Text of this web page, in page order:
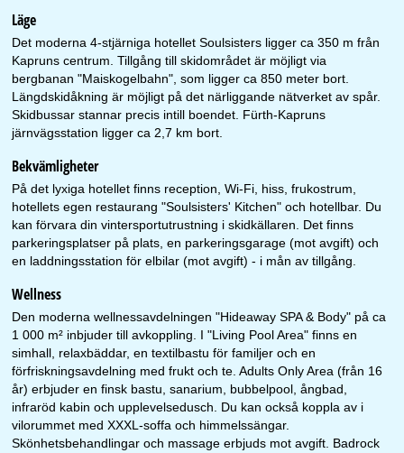
Läge
Det moderna 4-stjärniga hotellet Soulsisters ligger ca 350 m från
Kapruns centrum. Tillgång till skidområdet är möjligt via
bergbanan "Maiskogelbahn", som ligger ca 850 meter bort.
Längdskidåkning är möjligt på det närliggande nätverket av spår.
Skidbussar stannar precis intill boendet. Fürth-Kapruns
järnvägsstation ligger ca 2,7 km bort.
Bekvämligheter
På det lyxiga hotellet finns reception, Wi-Fi, hiss, frukostrum,
hotellets egen restaurang "Soulsisters' Kitchen" och hotellbar. Du
kan förvara din vintersportutrustning i skidkällaren. Det finns
parkeringsplatser på plats, en parkeringsgarage (mot avgift) och
en laddningsstation för elbilar (mot avgift) - i mån av tillgång.
Wellness
Den moderna wellnessavdelningen "Hideaway SPA & Body" på ca
1 000 m² inbjuder till avkoppling. I "Living Pool Area" finns en
simhall, relaxbäddar, en textilbastu för familjer och en
förfriskningsavdelning med frukt och te. Adults Only Area (från 16
år) erbjuder en finsk bastu, sanarium, bubbelpool, ångbad,
infraröd kabin och upplevelsedusch. Du kan också koppla av i
vilorummet med XXXL-soffa och himmelssängar.
Skönhetsbehandlingar och massage erbjuds mot avgift. Badrock